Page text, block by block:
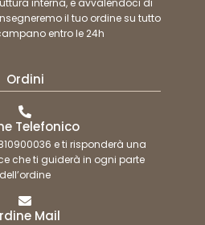
il tuo ordine su tutto
entro le 24h
Ordini
Telefonico
e ti risponderà una
che ti guiderà in ogni parte
dell’ordine
Mail